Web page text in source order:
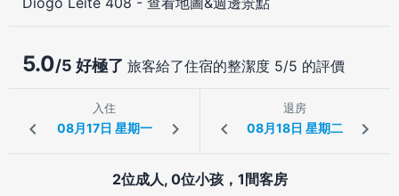
5.0/5 好極了 旅客給了住宿的整潔度 5/5 的評價
入住 退房
2位成人, 0位小孩，1間客房